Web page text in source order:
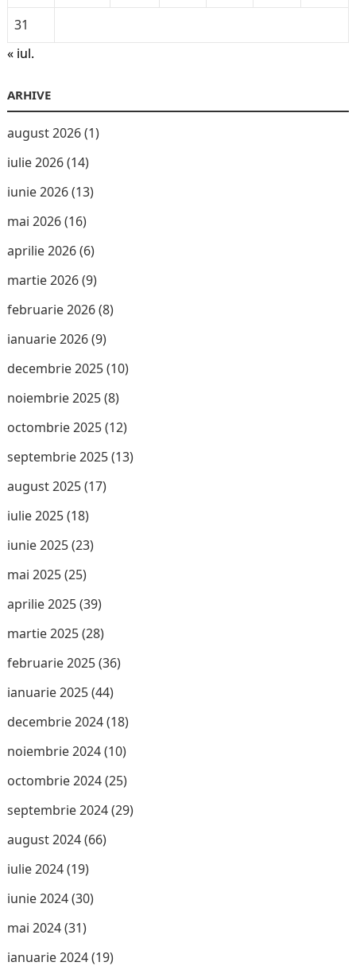
31
« iul.
ARHIVE
august 2026(1)
iulie 2026(14)
iunie 2026(13)
mai 2026(16)
aprilie 2026(6)
martie 2026(9)
februarie 2026(8)
ianuarie 2026(9)
decembrie 2025(10)
noiembrie 2025(8)
octombrie 2025(12)
septembrie 2025(13)
august 2025(17)
iulie 2025(18)
iunie 2025(23)
mai 2025(25)
aprilie 2025(39)
martie 2025(28)
februarie 2025(36)
ianuarie 2025(44)
decembrie 2024(18)
noiembrie 2024(10)
octombrie 2024(25)
septembrie 2024(29)
august 2024(66)
iulie 2024(19)
iunie 2024(30)
mai 2024(31)
ianuarie 2024(19)